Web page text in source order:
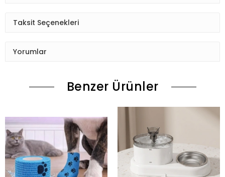
Taksit Seçenekleri
Yorumlar
Benzer Ürünler